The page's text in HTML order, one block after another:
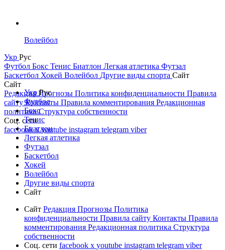
Волейбол
Укр Рус
Футбол Бокс Тенис Биатлон Легкая атлетика Футзал
Баскетбол Хокей Волейбол Другие виды спорта Сайт
Сайт
РедакцияПрогнозы Политика конфиденциальности Правила
сайтуКонтакты Правила комментирования Редакционная
политикаСтруктура собственности
Соц. сети
facebookxyoutube instagram telegram viber
УкрРус
Футбол
Бокс
Тенис
Биатлон
Легкая атлетика
Футзал
Баскетбол
Хокей
Волейбол
Другие виды спорта
Сайт
Сайт Редакция Прогнозы Политика
конфиденциальности Правила сайту Контакты Правила
комментирования Редакционная политика Структура
собственности
Соц. сети facebook x youtube instagram telegram viber